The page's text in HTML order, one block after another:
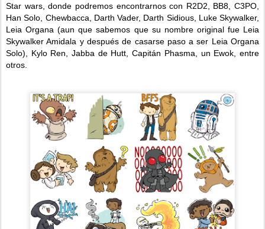
Star wars, donde podremos encontrarnos con R2D2, BB8, C3PO,
Han Solo, Chewbacca, Darth Vader, Darth Sidious, Luke Skywalker,
Leia Organa (aun que sabemos que su nombre original fue Leia
Skywalker Amidala y después de casarse paso a ser Leia Organa
Solo), Kylo Ren, Jabba de Hutt, Capitán Phasma, un Ewok, entre
otros.